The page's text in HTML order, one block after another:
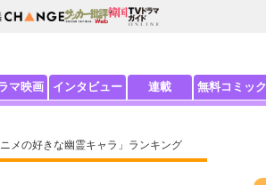
マ映画 インタビュー 連載 無料コミック
メの好きな幽霊キャラ」ランキング